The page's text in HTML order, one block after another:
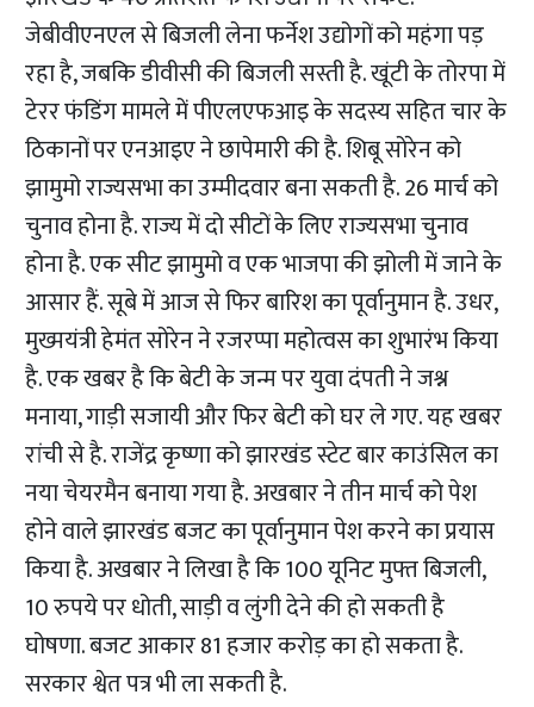
जेबीवीएनएल से बिजली लेना फर्नेश उद्योगों को महंगा पड़
रहा है, जबकि डीवीसी की बिजली सस्ती है. खूंटी के तोरपा में
टेरर फंडिंग मामले में पीएलएफआइ के सदस्य सहित चार के
ठिकानों पर एनआइए ने छापेमारी की है. शिबू सोरेन को
झामुमो राज्यसभा का उम्मीदवार बना सकती है. 26 मार्च को
चुनाव होना है. राज्य में दो सीटों के लिए राज्यसभा चुनाव
होना है. एक सीट झामुमो व एक भाजपा की झोली में जाने के
आसार हैं. सूबे में आज से फिर बारिश का पूर्वानुमान है. उधर,
मुख्मयंत्री हेमंत सोरेन ने रजरप्पा महोत्वस का शुभारंभ किया
है. एक खबर है कि बेटी के जन्म पर युवा दंपती ने जश्न
मनाया, गाड़ी सजायी और फिर बेटी को घर ले गए. यह खबर
रांची से है. राजेंद्र कृष्णा को झारखंड स्टेट बार काउंसिल का
नया चेयरमैन बनाया गया है. अखबार ने तीन मार्च को पेश
होने वाले झारखंड बजट का पूर्वानुमान पेश करने का प्रयास
किया है. अखबार ने लिखा है कि 100 यूनिट मुफ्त बिजली,
10 रुपये पर धोती, साड़ी व लुंगी देने की हो सकती है
घोषणा. बजट आकार 81 हजार करोड़ का हो सकता है.
सरकार श्वेत पत्र भी ला सकती है.